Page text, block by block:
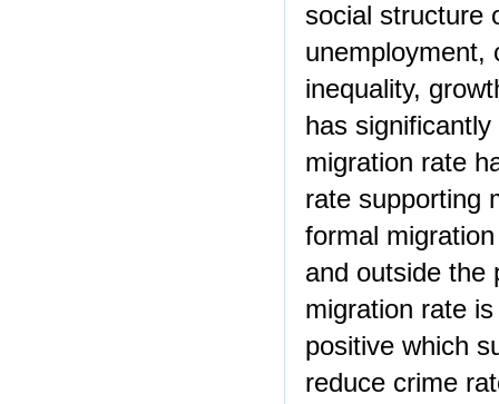
social structure
unemployment,
inequality,
has
migration rate
rate supporting
formal
and outside the
migration rate
positive which
reduce crime